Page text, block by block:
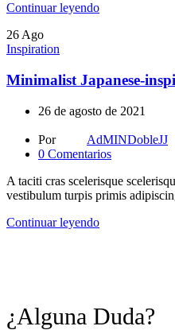
Continuar leyendo
26Ago
Inspiration
Minimalist Japanese-
26 de agosto de 2021
Por
AdMINDobleJJ
0 Comentarios
A taciti cras scelerisque
vestibulum turpis primis
Continuar leyendo
¿Alguna Duda?